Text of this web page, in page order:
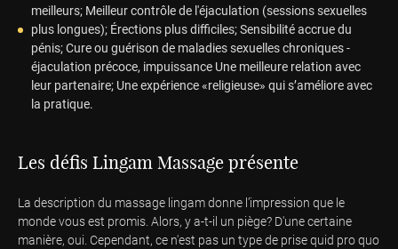
meilleurs; Meilleur contrôle de l'éjaculation (sessions sexuelles
plus longues); Érections plus difficiles; Sensibilité accrue du
pénis; Cure ou guérison de maladies sexuelles chroniques -
éjaculation précoce, impuissance Une meilleure relation avec
leur partenaire; Une expérience «religieuse» qui s’améliore avec
la pratique.
Les défis Lingam Massage présente
La description du massage lingam donne l’impression que le
monde vous est promis. Alors, y a-t-il un piège? D'une certaine
manière, oui. Cependant, ce n'est pas un type de prise quid pro quo